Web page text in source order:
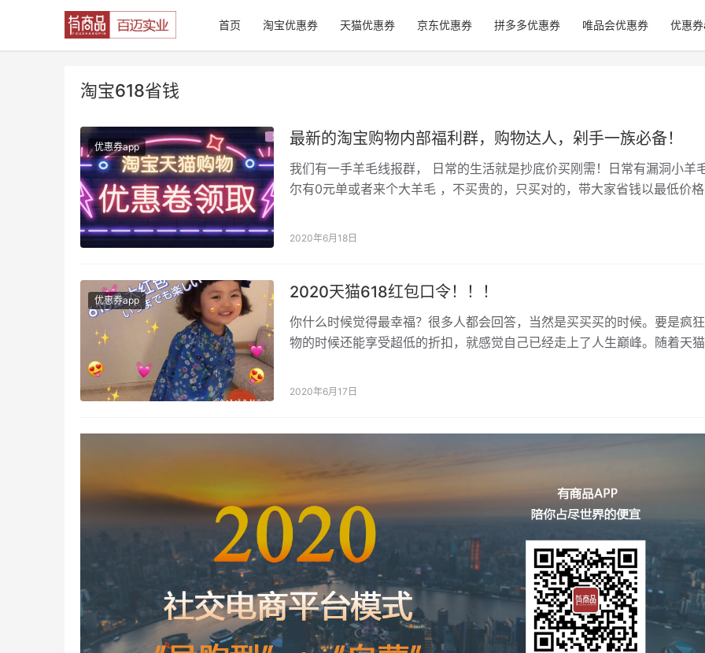
首页 淘宝优惠券 天猫优惠券 京东优惠券 拼多多优惠券 唯品会优惠券 优惠
淘宝618省钱
优惠券app 最新的淘宝购物内部福利群，购物达人，剁手一族必备！
我们有一手羊毛线报群， 日常的生活就是抄底价买刚需！日常有漏洞小羊
尔有0元单或者来个大羊毛 ，不买贵的，只买对的，带大家省钱以最低价
2020年6月18日
优惠券app 2020天猫618红包口令！！！
你什么时候觉得最幸福？很多人都会回答，当然是买买买的时候。要是疯
物的时候还能享受超低的折扣，就感觉自己已经走上了人生巅峰。随着天猫
2020年6月17日